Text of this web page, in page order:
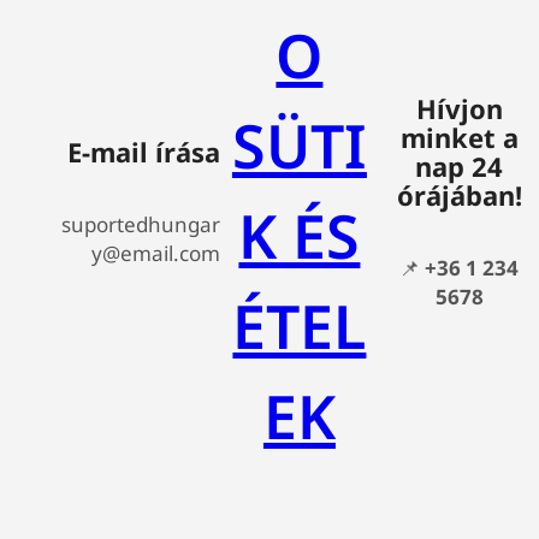
E-mail írása
suportedhungar
y@email.com
O
SÜTI
K ÉS
ÉTEL
EK
Hívjon
minket a
nap 24
órájában!
📌+36 1 234
5678